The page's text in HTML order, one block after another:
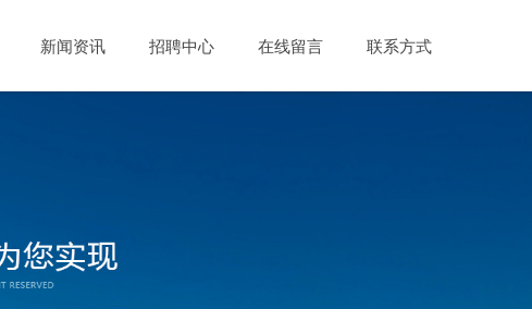
新闻资讯 招聘中心 在线留言 联系方式